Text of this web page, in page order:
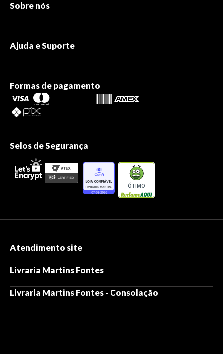
Sobre nós
Ajuda e Suporte
Formas de pagamento
Selos de Segurança
ÓTIMO
Atendimento site
Livraria Martins Fontes
Livraria Martins Fontes - Consolação